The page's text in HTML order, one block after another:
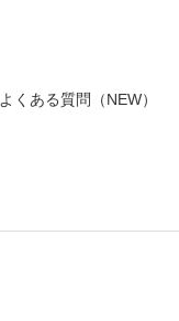
よくある質問（NEW）